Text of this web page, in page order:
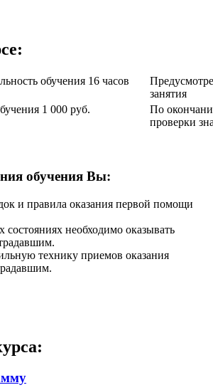
обучения 16 часов
занятия
1 000 руб.
По
проверки
обучения Вы:
и правила оказания первой помощи
состояниях необходимо оказывать
технику приемов оказания